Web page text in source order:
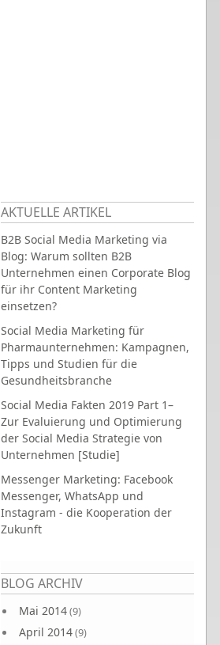
AKTUELLE ARTIKEL
B2B Social Media Marketing via
Blog: Warum sollten B2B
Unternehmen einen Corporate Blog
für ihr Content Marketing
einsetzen?
Social Media Marketing für
Pharmaunternehmen: Kampagnen,
Tipps und Studien für die
Gesundheitsbranche
Social Media Fakten 2019 Part 1–
Zur Evaluierung und Optimierung
der Social Media Strategie von
Unternehmen [Studie]
Messenger Marketing: Facebook
Messenger, WhatsApp und
Instagram - die Kooperation der
Zukunft
BLOG ARCHIV
Mai 2014(9)
April 2014(9)
Seiten